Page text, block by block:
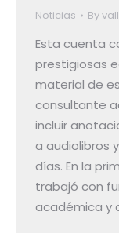
Noticias By
Esta cuenta
prestigiosas
material de
consultante
incluir
a audiolibros
días. En la
trabajó con
académica y